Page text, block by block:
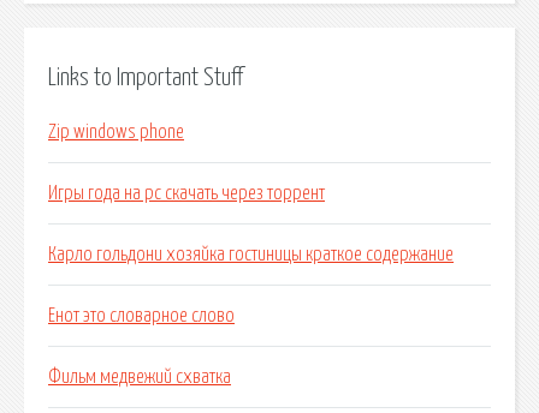
Links to Important Stuff
Zip windows phone
Игры года на pc скачать через торрент
Карло гольдони хозяйка гостиницы краткое содержание
Енот это словарное слово
Фильм медвежий схватка